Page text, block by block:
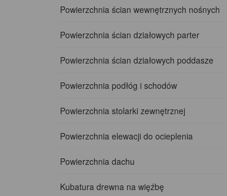
Powierzchnia ścian wewnętrznych nośnych
Powierzchnia ścian działowych parter
Powierzchnia ścian działowych poddasze
Powierzchnia podłóg i schodów
Powierzchnia stolarki zewnętrznej
Powierzchnia elewacji do ocieplenia
Powierzchnia dachu
Kubatura drewna na więźbę